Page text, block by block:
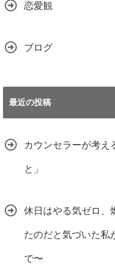
恋愛観
ブログ
最近の投稿
カウンセラーが考え
と」
休日はやる気ゼロ、
たのだと気づいた私
で〜